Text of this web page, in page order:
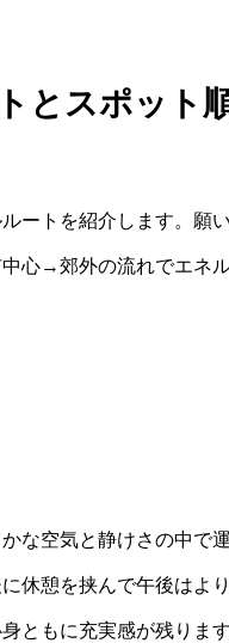
とスポット
ートを紹介します。願
心→郊外の流れでエネ
な空気と静けさの中で
休憩を挟んで午後はよ
ともに充実感が残ります